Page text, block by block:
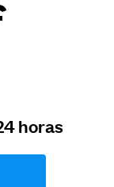
horas